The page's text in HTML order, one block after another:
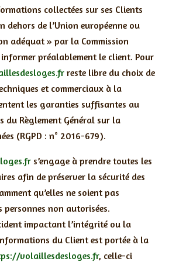
collectées sur ses Clients
dehors de l’Union européenne ou
adéquat » par la Commission
informer préalablement le client. Pour
reste libre du choix de
et commerciaux à la
les garanties suffisantes au
du Règlement Général sur la
(RGPD : n° 2016-679).
s’engage à prendre toutes les
afin de préserver la sécurité des
qu’elles ne soient pas
personnes non autorisées.
impactant l’intégrité ou la
du Client est portée à la
volaillesdesloges.fr, celle-ci